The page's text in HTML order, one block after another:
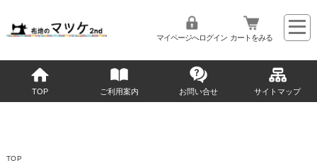
マイページへログイン カートをみる
TOP ご利用案内 お問い合せ サイトマップ
TOP